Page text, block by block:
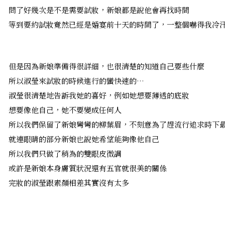
問了好幾次是不是需要試妝，新娘都是說他會再找時間
等到要約試妝竟然已經是婚宴前十天的時間了，一整個嚇得我冷
但是因為新娘準備得很詳細，也很清楚的知道自己要些什麼
所以淑瑩來試妝的時候進行的蠻快速的…
淑瑩很清楚地告訴我她的喜好，例如她想要薄透的底妝
想要像他自己，她不要變成任何人
所以我們保留了新娘彎彎的柳葉眉，不刻意為了趕流行追求時下
就連眼睛的部分新娘也說她希望能夠像他自己
所以我們只做了稍為的雙眼皮微調
或許是新娘本身膚質狀況還有五官就很美的關係
完妝的淑瑩跟素顏相差其實沒有太多